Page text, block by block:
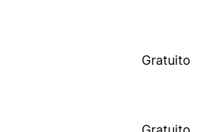
Gratuito